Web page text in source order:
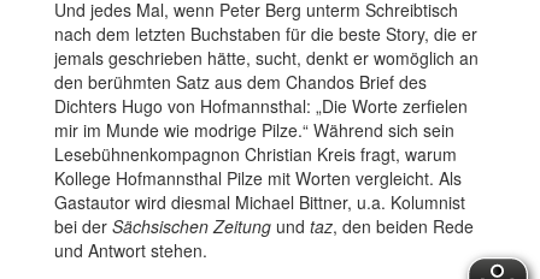
Und jedes Mal, wenn Peter Berg unterm Schreibtisch
nach dem letzten Buchstaben für die beste Story, die er
jemals geschrieben hätte, sucht, denkt er womöglich an
den berühmten Satz aus dem Chandos Brief des
Dichters Hugo von Hofmannsthal: „Die Worte zerfielen
mir im Munde wie modrige Pilze.“ Während sich sein
Lesebühnenkompagnon Christian Kreis fragt, warum
Kollege Hofmannsthal Pilze mit Worten vergleicht. Als
Gastautor wird diesmal Michael Bittner, u.a. Kolumnist
bei der Sächsischen Zeitung und taz, den beiden Rede
und Antwort stehen.